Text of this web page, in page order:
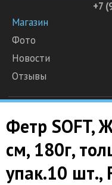
+7
Магазин
Фото
Новости
Отзывы
Фетр SOFT,
см, 180г,
упак.10 шт.,